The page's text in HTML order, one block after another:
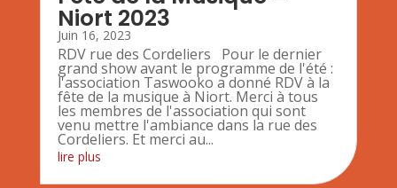
Niort 2023
Juin 16, 2023
RDV rue des Cordeliers Pour le dernier
grand show avant le programme de l'été :
l'association Taswooko a donné RDV à la
fête de la musique à Niort. Merci à tous
les membres de l'association qui sont
venu mettre l'ambiance dans la rue des
Cordeliers. Et merci au...
lire plus